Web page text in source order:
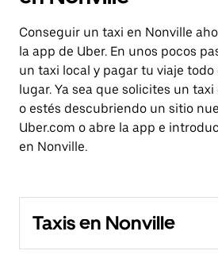
Conseguir un taxi en Nonville
la app de Uber. En unos pocos
un taxi local y pagar tu viaje
lugar. Ya sea que solicites un
o estés descubriendo un sitio
Uber.com o abre la app e
en Nonville.
Taxis en Nonville